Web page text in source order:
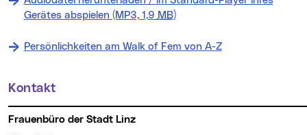
Gerätes abspielen (MP3, 1,9 MB)(neues Fenster)
Persönlichkeiten am Walk of Fem von A-Z
Weitere Informationen
Kontakt
Frauenbüro der Stadt Linz